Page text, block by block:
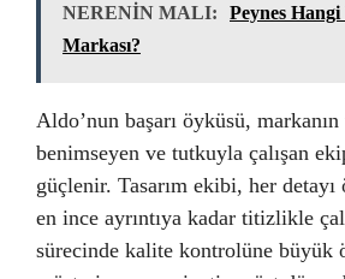
NERENİN MALI:
Peynes
Markası?
Aldo’nun başarı öyküsü,
benimseyen ve tutkuyla çalışan
güçlenir. Tasarım ekibi, her
en ince ayrıntıya kadar titizlikle
sürecinde kalite kontrolüne büyük